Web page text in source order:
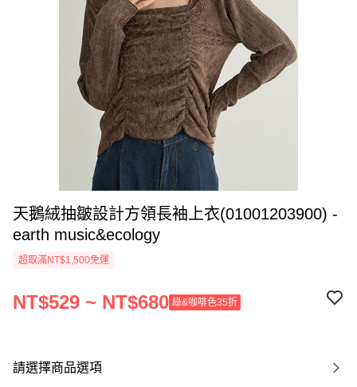
天鵝絨抽皺設計方領長袖上衣(01001203900) -
earth music&ecology
超取滿NT$1,500免運
NT$529 ~ NT$680 綠&咖啡色35折
請選擇商品選項